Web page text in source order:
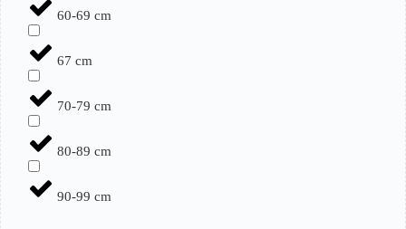
60-69 cm
67 cm
70-79 cm
80-89 cm
90-99 cm